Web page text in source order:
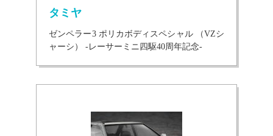
タミヤ
ゼンペラー3 ポリカボディスペシャル （VZシ
ャーシ） -レーサーミニ四駆40周年記念-